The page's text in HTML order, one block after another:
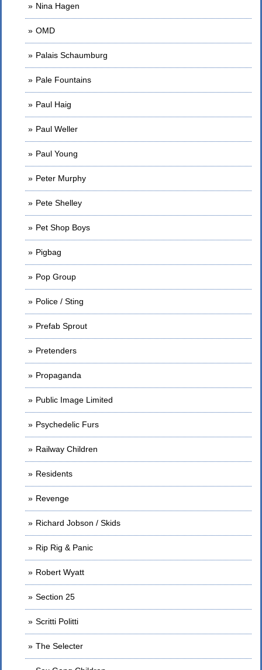
Nina Hagen
OMD
Palais Schaumburg
Pale Fountains
Paul Haig
Paul Weller
Paul Young
Peter Murphy
Pete Shelley
Pet Shop Boys
Pigbag
Pop Group
Police / Sting
Prefab Sprout
Pretenders
Propaganda
Public Image Limited
Psychedelic Furs
Railway Children
Residents
Revenge
Richard Jobson / Skids
Rip Rig & Panic
Robert Wyatt
Section 25
Scritti Politti
The Selecter